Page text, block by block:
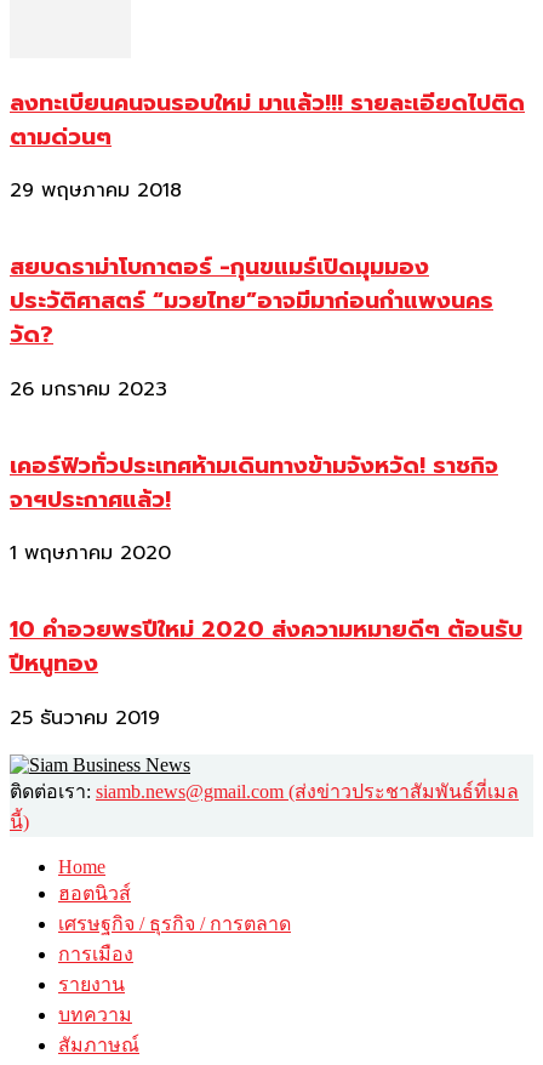
ลงทะเบียนคนจนรอบใหม่ มาแล้ว!!! รายละเอียดไปติด
ตามด่วนๆ
29 พฤษภาคม 2018
สยบดราม่าโบกาตอร์ -กุนขแมร์เปิดมุมมอง
ประวัติศาสตร์ “มวยไทย”อาจมีมาก่อนกำแพงนคร
วัด?
26 มกราคม 2023
เคอร์ฟิวทั่วประเทศห้ามเดินทางข้ามจังหวัด! ราชกิจ
จาฯประกาศแล้ว!
1 พฤษภาคม 2020
10 คำอวยพรปีใหม่ 2020 ส่งความหมายดีๆ ต้อนรับ
ปีหนูทอง
25 ธันวาคม 2019
ติดต่อเรา: siamb.news@gmail.com (ส่งข่าวประชาสัมพันธ์ที่เมล
นี้)
Home
ฮอตนิวส์
เศรษฐกิจ / ธุรกิจ / การตลาด
การเมือง
รายงาน
บทความ
สัมภาษณ์